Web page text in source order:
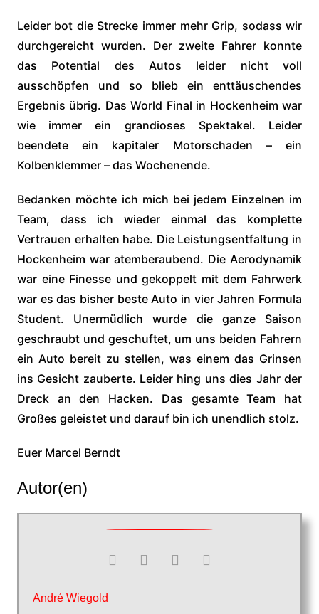
Leider bot die Strecke immer mehr Grip, sodass wir
durchgereicht wurden. Der zweite Fahrer konnte
das Potential des Autos leider nicht voll
ausschöpfen und so blieb ein enttäuschendes
Ergebnis übrig. Das World Final in Hockenheim war
wie immer ein grandioses Spektakel. Leider
beendete ein kapitaler Motorschaden – ein
Kolbenklemmer – das Wochenende.
Bedanken möchte ich mich bei jedem Einzelnen im
Team, dass ich wieder einmal das komplette
Vertrauen erhalten habe. Die Leistungsentfaltung in
Hockenheim war atemberaubend. Die Aerodynamik
war eine Finesse und gekoppelt mit dem Fahrwerk
war es das bisher beste Auto in vier Jahren Formula
Student. Unermüdlich wurde die ganze Saison
geschraubt und geschuftet, um uns beiden Fahrern
ein Auto bereit zu stellen, was einem das Grinsen
ins Gesicht zauberte. Leider hing uns dies Jahr der
Dreck an den Hacken. Das gesamte Team hat
Großes geleistet und darauf bin ich unendlich stolz.
Euer Marcel Berndt
Autor(en)
André Wiegold